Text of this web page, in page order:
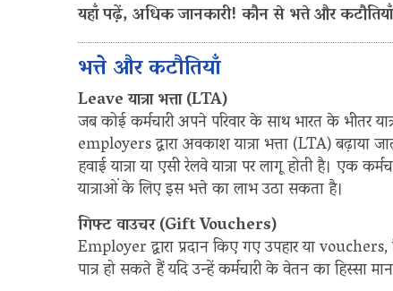
यहाँ पढ़ें, अधिक जानकारी! कौन से भत्ते और
भत्ते और कटौतियाँ
Leave यात्रा भत्ता (LTA)
जब कोई कर्मचारी अपने परिवार के साथ भारत के भीतर
employers द्वारा अवकाश यात्रा भत्ता (LTA)
हवाई यात्रा या एसी रेलवे यात्रा पर लागू होती है। एक
यात्राओं के लिए इस भत्ते का लाभ उठा सकता है।
गिफ्ट वाउचर (Gift Vouchers)
Employer द्वारा प्रदान किए गए उपहार या
पात्र हो सकते हैं यदि उन्हें कर्मचारी के वेतन का हिस्सा